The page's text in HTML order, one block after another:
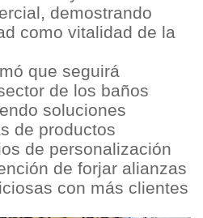
demostrando
como vitalidad de la
que seguirá
de los baños
soluciones
de productos
de personalización
de forjar alianzas
con más clientes